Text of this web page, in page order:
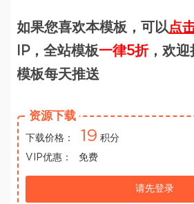
如果您喜欢本模板，可以点
IP，全站模板一律5折，欢迎
模板每天推送
资源下载
下载价格： 19 积分
VIP优惠：
免费
请先登录